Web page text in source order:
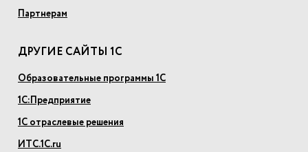
Партнерам
ДРУГИЕ САЙТЫ 1С
Образовательные программы 1С
1С:Предприятие
1С отраслевые решения
ИТС.1С.ru